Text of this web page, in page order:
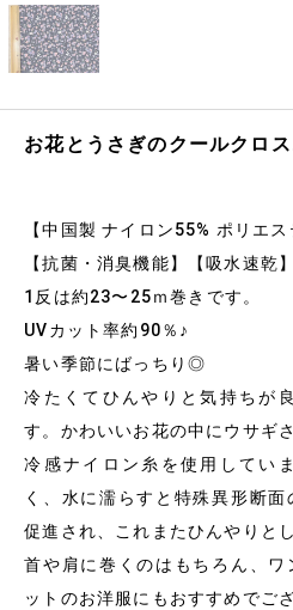
お花とうさぎのクールクロス
【中国製 ナイロン55% ポリエ
【抗菌・消臭機能】【吸水速乾】
1反は約23〜25ｍ巻きです。
UVカット率約90％♪
暑い季節にばっちり◎
冷たくてひんやりと気持ちが
す。かわいいお花の中にウサギ
冷感ナイロン糸を使用してい
く、水に濡らすと特殊異形断
促進され、これまたひんやりとし
首や肩に巻くのはもちろん、
ットのお洋服にもおすすめでご